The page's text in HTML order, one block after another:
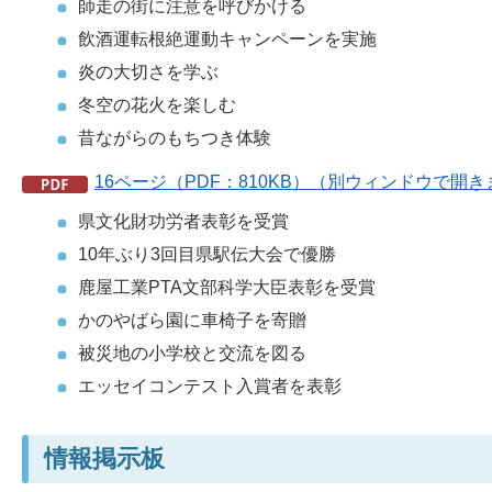
師走の街に注意を呼びかける
飲酒運転根絶運動キャンペーンを実施
炎の大切さを学ぶ
冬空の花火を楽しむ
昔ながらのもちつき体験
16ページ（PDF：810KB）（別ウィンドウで開き
県文化財功労者表彰を受賞
10年ぶり3回目県駅伝大会で優勝
鹿屋工業PTA文部科学大臣表彰を受賞
かのやばら園に車椅子を寄贈
被災地の小学校と交流を図る
エッセイコンテスト入賞者を表彰
情報掲示板